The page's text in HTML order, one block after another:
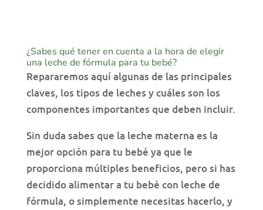
¿Sabes qué tener en cuenta a la hora de elegir
una leche de fórmula para tu bebé?
Repararemos aquí algunas de las principales
claves, los tipos de leches y cuáles son los
componentes importantes que deben incluir.
Sin duda sabes que la leche materna es la
mejor opción para tu bebé ya que le
proporciona múltiples beneficios, pero si has
decidido alimentar a tu bebé con leche de
fórmula, o simplemente necesitas hacerlo, y